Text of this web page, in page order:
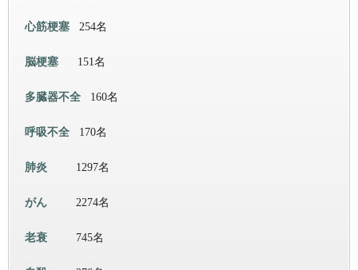
心筋梗塞 254名
脳梗塞 151名
多臓器不全 160名
呼吸不全 170名
肺炎 1297名
がん 2274名
老衰 745名